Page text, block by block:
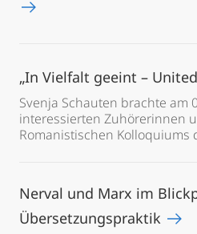
„In Vielfalt geeint –
Svenja Schauten brachte am
interessierten Zuhörerinnen
Romanistischen Kolloquiums
Nerval und Marx im
Übersetzungspraktik